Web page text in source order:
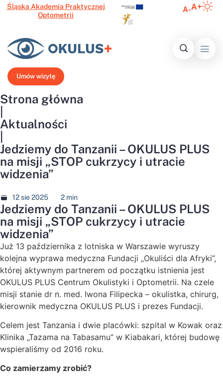
Śląska Akademia Praktycznej
Optometrii
A-A+
Umów wizytę
Strona główna
|
Aktualności
|
Jedziemy do Tanzanii – OKULUS PLUS
na misji „STOP cukrzycy i utracie
widzenia”
12 sie 2025 2 min
Jedziemy do Tanzanii – OKULUS PLUS
na misji „STOP cukrzycy i utracie
widzenia”
Już 13 października z lotniska w Warszawie wyruszy
kolejna wyprawa medyczna Fundacji „Okuliści dla Afryki”,
której aktywnym partnerem od początku istnienia jest
OKULUS PLUS Centrum Okulistyki i Optometrii. Na czele
misji stanie dr n. med. Iwona Filipecka – okulistka, chirurg,
kierownik medyczna OKULUS PLUS i prezes Fundacji.
Celem jest Tanzania i dwie placówki: szpital w Kowak oraz
Klinika „Tazama na Tabasamu” w Kiabakari, której budowę
wspieraliśmy od 2016 roku.
Co zamierzamy zrobić?